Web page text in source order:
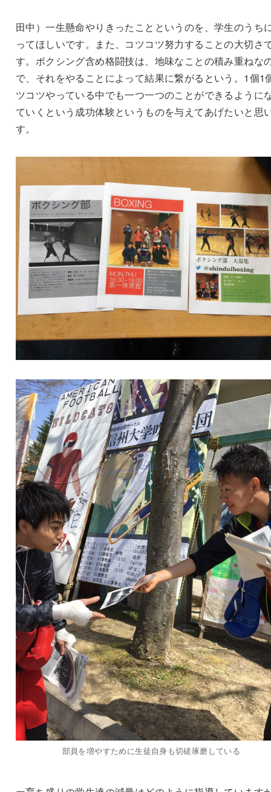
田中）一生懸命やりきったことというのを、学生のうち
ってほしいです。また、コツコツ努力することの大切さ
す。ボクシング含め格闘技は、地味なことの積み重ねな
で、それをやることによって結果に繋がるという。1個1
ツコツやっている中でも一つ一つのことができるように
ていくという成功体験というものを与えてあげたいと思
す。
部員を増やすために生徒自身も切磋琢磨している